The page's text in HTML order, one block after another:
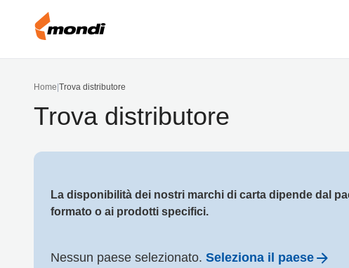
Home Trova distributore
Trova distributore
La disponibilità dei nostri marchi di carta dipende dal
formato o ai prodotti specifici.
Nessun paese selezionato. Seleziona il paese